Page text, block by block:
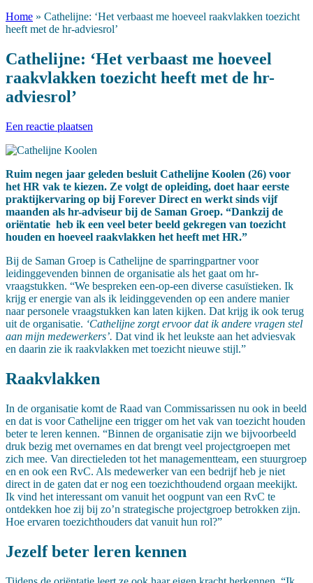
Home » Cathelijne: ‘Het verbaast me hoeveel raakvlakken toezicht
heeft met de hr-adviesrol’
Cathelijne: ‘Het verbaast me hoeveel
raakvlakken toezicht heeft met de hr-
adviesrol’
Een reactie plaatsen
Ruim negen jaar geleden besluit Cathelijne Koolen (26) voor
het HR vak te kiezen. Ze volgt de opleiding, doet haar eerste
praktijkervaring op bij Forever Direct en werkt sinds vijf
maanden als hr-adviseur bij de Saman Groep. “Dankzij de
oriëntatie heb ik een veel beter beeld gekregen van toezicht
houden en hoeveel raakvlakken het heeft met HR.”
Bij de Saman Groep is Cathelijne de sparringpartner voor
leidinggevenden binnen de organisatie als het gaat om hr-
vraagstukken. “We bespreken een-op-een diverse casuïstieken. Ik
krijg er energie van als ik leidinggevenden op een andere manier
naar personele vraagstukken kan laten kijken. Dat krijg ik ook terug
uit de organisatie. ‘Cathelijne zorgt ervoor dat ik andere vragen stel
aan mijn medewerkers’. Dat vind ik het leukste aan het adviesvak
en daarin zie ik raakvlakken met toezicht nieuwe stijl.”
Raakvlakken
In de organisatie komt de Raad van Commissarissen nu ook in beeld
en dat is voor Cathelijne een trigger om het vak van toezicht houden
beter te leren kennen. “Binnen de organisatie zijn we bijvoorbeeld
druk bezig met overnames en dat brengt veel projectgroepen met
zich mee. Van directieleden tot het managementteam, een stuurgroep
en en ook een RvC. Als medewerker van een bedrijf heb je niet
direct in de gaten dat er nog een toezichthoudend orgaan meekijkt.
Ik vind het interessant om vanuit het oogpunt van een RvC te
ontdekken hoe zij bij zo’n strategische projectgroep betrokken zijn.
Hoe ervaren toezichthouders dat vanuit hun rol?”
Jezelf beter leren kennen